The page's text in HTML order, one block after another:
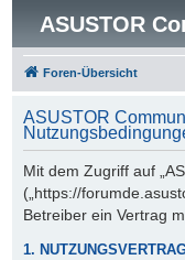
ASUSTOR
Foren-Übersicht
ASUSTOR
Mit dem Zugriff auf
(„https://
Betreiber ein Vertrag
1.